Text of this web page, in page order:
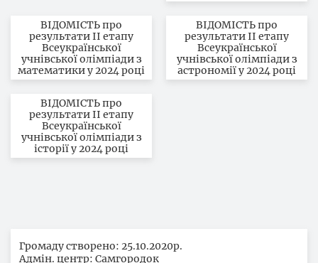
ВІДОМІСТЬ про
результати ІІ етапу
Всеукраїнської
учнівської олімпіади з
математики у 2024 році
ВІДОМІСТЬ про
результати ІІ етапу
Всеукраїнської
учнівської олімпіади з
астрономії у 2024 році
ВІДОМІСТЬ про
результати ІІ етапу
Всеукраїнської
учнівської олімпіади з
історії у 2024 році
Громаду створено: 25.10.2020р.
Адмін. центр: Самгородок